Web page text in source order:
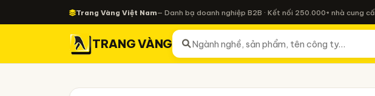
Trang Vàng Việt Nam— Danh bạ doanh nghiệp B2B · Kết nối 250.000+ nhà cung
TRANG VÀNG